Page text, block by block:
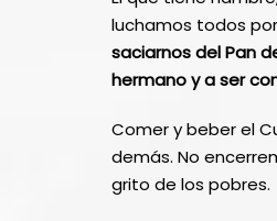
luchamos todos
saciarnos del Pan
hermano y a ser
Comer y beber el
demás. No
grito de los pobres.